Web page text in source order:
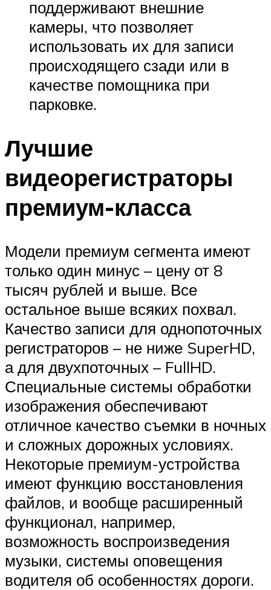
поддерживают внешние
камеры, что позволяет
использовать их для записи
происходящего сзади или в
качестве помощника при
парковке.
Лучшие
видеорегистраторы
премиум-класса
Модели премиум сегмента имеют
только один минус – цену от 8
тысяч рублей и выше. Все
остальное выше всяких похвал.
Качество записи для однопоточных
регистраторов – не ниже SuperHD,
а для двухпоточных – FullHD.
Специальные системы обработки
изображения обеспечивают
отличное качество съемки в ночных
и сложных дорожных условиях.
Некоторые премиум-устройства
имеют функцию восстановления
файлов, и вообще расширенный
функционал, например,
возможность воспроизведения
музыки, системы оповещения
водителя об особенностях дороги.